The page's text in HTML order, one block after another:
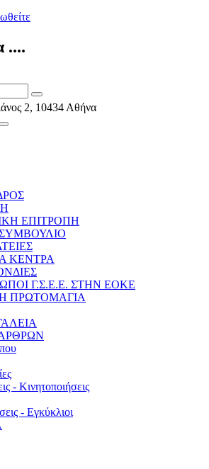
....
2, 10434 Αθήνα
ΕΠΙΤΡΟΠΗ
ΚΕΝΤΡΑ
Γ.Σ.Ε.Ε. ΣΤΗΝ ΕΟΚΕ
ΠΡΩΤΟΜΑΓΙΑ
- Κινητοποιήσεις
- Εγκύκλιοι